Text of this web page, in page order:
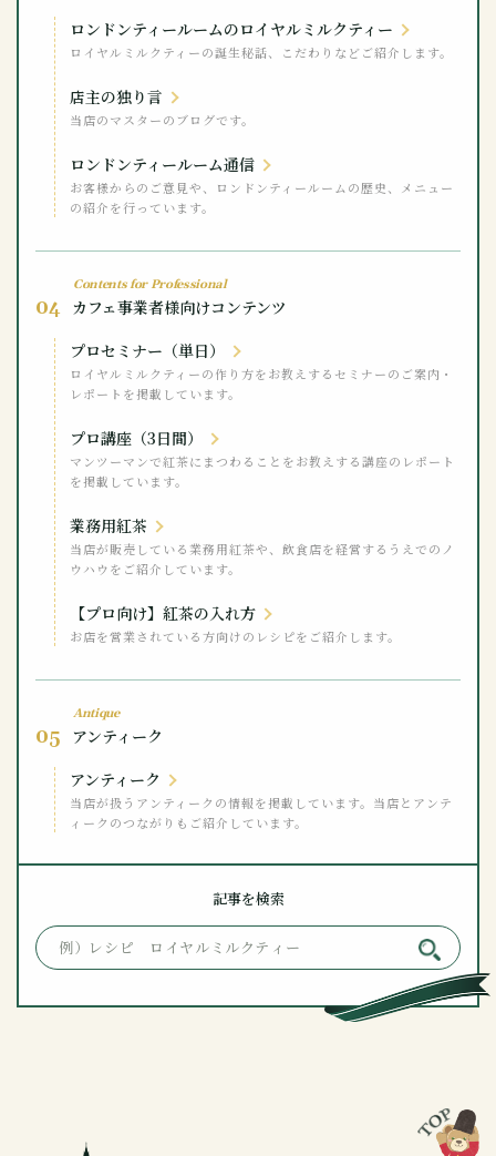
ロンドンティールームのロイヤルミルクティー
ロイヤルミルクティーの誕生秘話、こだわりなどご紹介します。
店主の独り言
当店のマスターのブログです。
ロンドンティールーム通信
お客様からのご意見や、ロンドンティールームの歴史、メニュー
の紹介を行っています。
Contents for Professional
04 カフェ事業者様向けコンテンツ
プロセミナー（単日）
ロイヤルミルクティーの作り方をお教えするセミナーのご案内・
レポートを掲載しています。
プロ講座（3日間）
マンツーマンで紅茶にまつわることをお教えする講座のレポート
を掲載しています。
業務用紅茶
当店が販売している業務用紅茶や、飲食店を経営するうえでのノ
ウハウをご紹介しています。
【プロ向け】紅茶の入れ方
お店を営業されている方向けのレシピをご紹介します。
Antique
05
アンティーク
アンティーク
当店が扱うアンティークの情報を掲載しています。当店とアンテ
ィークのつながりもご紹介しています。
記事を検索